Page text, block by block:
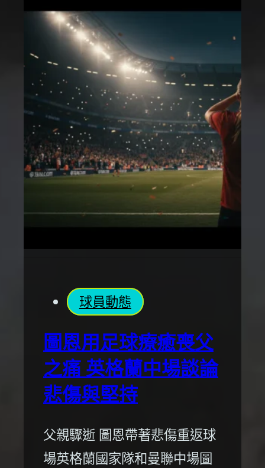
球員動態
圖恩用足球療癒喪父
之痛 英格蘭中場談論
悲傷與堅持
父親驟逝 圖恩帶著悲傷重返球
場英格蘭國家隊和曼聯中場圖